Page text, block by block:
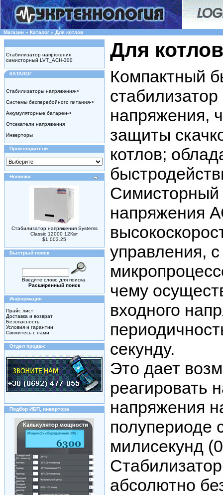
Магазин » Каталог » Для котлов
Стабилизатор напряжения
симисторный LVT_ACH-300
КАТАЛОГ
Стабилизаторы напряжения->
Системы бесперебойного питания->
Аккумуляторные батареи->
Отсекатели напряжения
Инверторы
Производители
Новинки
Стабилизатор напряжения Systems
Classic 12000 12Квт
$1,003.25
Быстрый поиск
Введите слово для поиска.
Расширенный поиск
Информация
Прайс лист
Доставка и возврат
Безопасность
Условия и гарантии
Свяжитесь с нами
Отдел продаж
Подбор ИБП, инвертора
Для котлов
Компактный
напряжения,
защиты
котлов;
Симисторный
напряжения
управления,
чему
входного
секунду.
Это дает
реагировать
напряжения
полупериоде
милисекунд
абсолютно